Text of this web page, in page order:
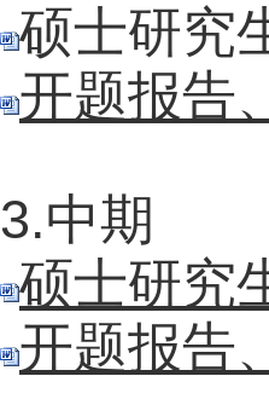
硕士研究
开题报告
3.中期
硕士研究
开题报告